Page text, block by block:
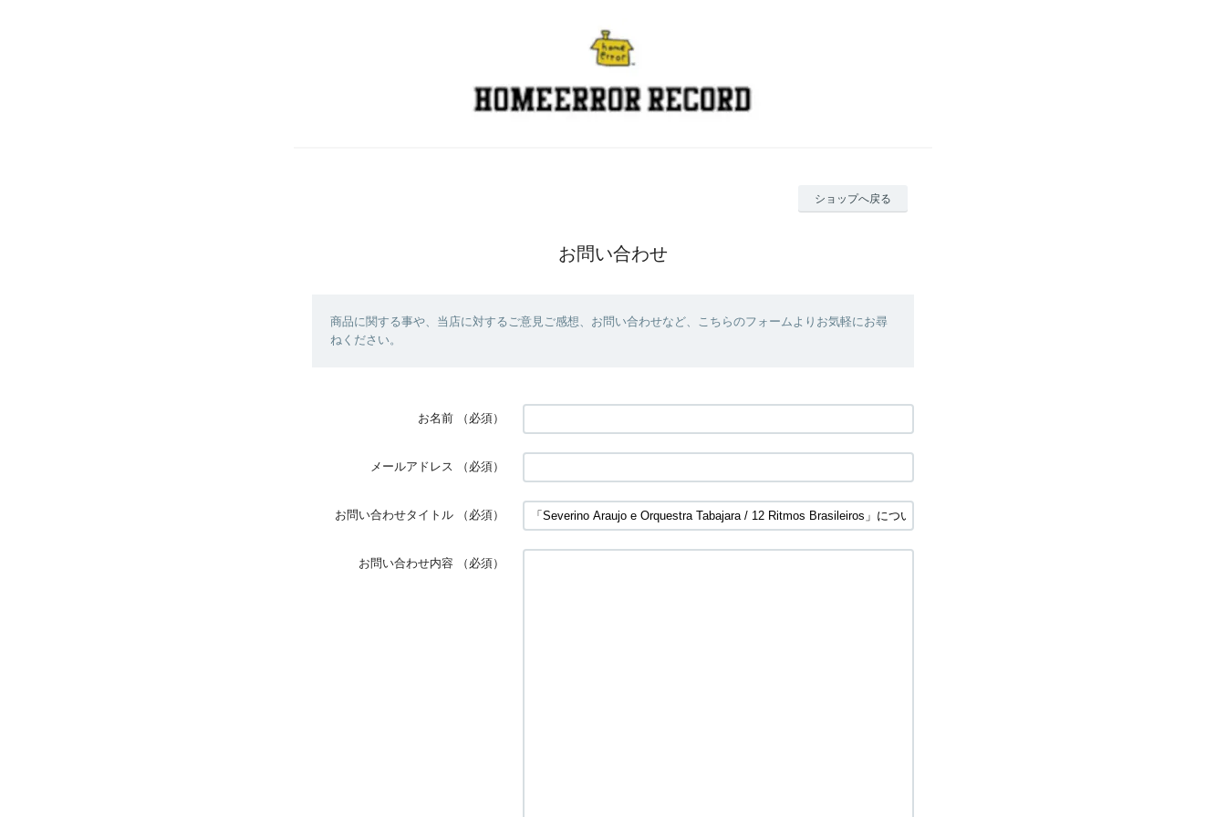
ショップへ戻る
お問い合わせ
商品に関する事や、当店に対するご意見ご感想、お問い合わせなど、こちらのフォームよりお気軽にお尋
ねください。
お名前 （必須）
メールアドレス （必須）
お問い合わせタイトル （必須）
お問い合わせ内容 （必須）